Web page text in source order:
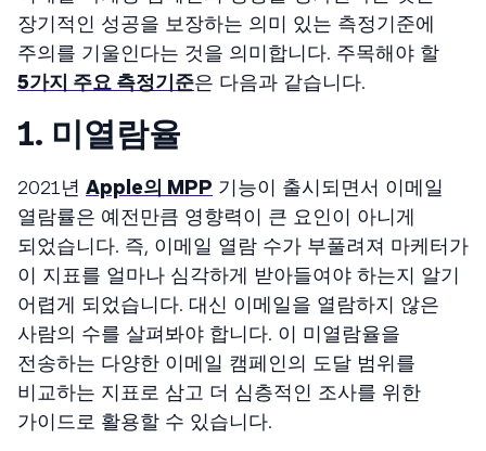
장기적인 성공을 보장하는 의미 있는 측정기준에
주의를 기울인다는 것을 의미합니다. 주목해야 할
5가지 주요 측정기준은 다음과 같습니다.
1. 미열람율
2021년 Apple의 MPP 기능이 출시되면서 이메일
열람률은 예전만큼 영향력이 큰 요인이 아니게
되었습니다. 즉, 이메일 열람 수가 부풀려져 마케터가
이 지표를 얼마나 심각하게 받아들여야 하는지 알기
어렵게 되었습니다. 대신 이메일을 열람하지 않은
사람의 수를 살펴봐야 합니다. 이 미열람율을
전송하는 다양한 이메일 캠페인의 도달 범위를
비교하는 지표로 삼고 더 심층적인 조사를 위한
가이드로 활용할 수 있습니다.